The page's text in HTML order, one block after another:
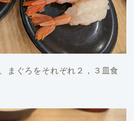
まぐろをそれぞれ２，３皿食